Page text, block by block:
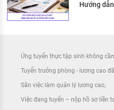
Hướng
Ứng tuyển thực tập sinh không
Tuyển trưởng phòng - lương cao
Săn việc làm quản lý lương cao
Việc đang tuyển – nộp hồ sơ liền